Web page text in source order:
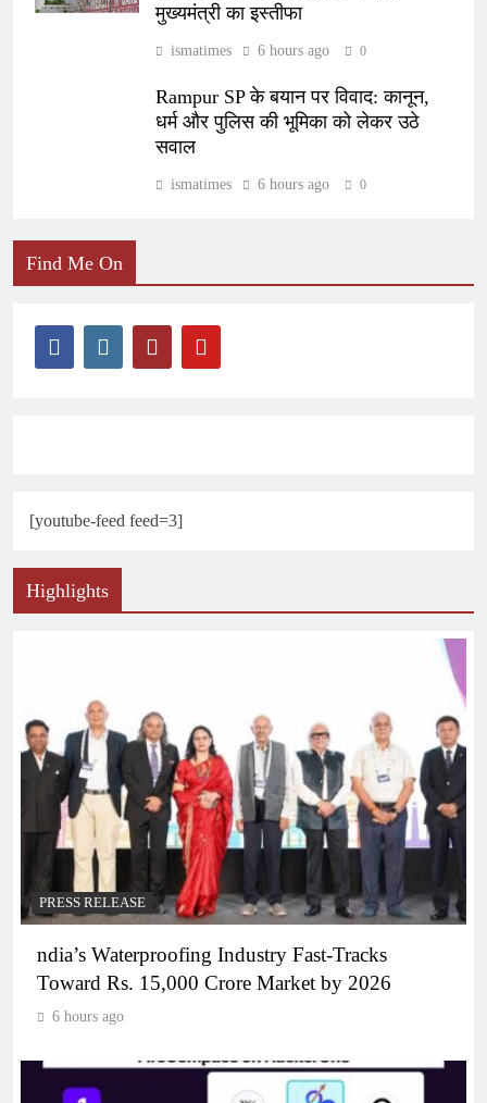
मुख्यमंत्री का इस्तीफा
ismatimes 6 hours ago 0
Rampur SP के बयान पर विवाद: कानून,
धर्म और पुलिस की भूमिका को लेकर उठे
सवाल
ismatimes 6 hours ago 0
Find Me On
[youtube-feed feed=3]
Highlights
PRESS RELEASE
ndia’s Waterproofing Industry Fast-Tracks
Toward Rs. 15,000 Crore Market by 2026
6 hours ago